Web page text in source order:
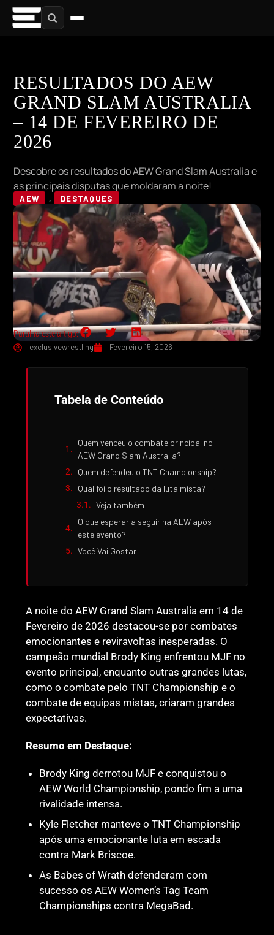
RESULTADOS DO AEW
GRAND SLAM AUSTRALIA
– 14 DE FEVEREIRO DE
2026
Descobre os resultados do AEW Grand Slam Australia e
as principais disputas que moldaram a noite!
AEW , DESTAQUES
Partilha este artigo:
exclusivewrestling
Fevereiro 15, 2026
Tabela de Conteúdo
Quem venceu o combate principal no
AEW Grand Slam Australia?
Quem defendeu o TNT Championship?
Qual foi o resultado da luta mista?
Veja também:
O que esperar a seguir na AEW após
este evento?
Você Vai Gostar
A noite do AEW Grand Slam Australia em 14 de
Fevereiro de 2026 destacou-se por combates
emocionantes e reviravoltas inesperadas. O
campeão mundial Brody King enfrentou MJF no
evento principal, enquanto outras grandes lutas,
como o combate pelo TNT Championship e o
combate de equipas mistas, criaram grandes
expectativas.
Resumo em Destaque:
Brody King derrotou MJF e conquistou o
AEW World Championship, pondo fim a uma
rivalidade intensa.
Kyle Fletcher manteve o TNT Championship
após uma emocionante luta em escada
contra Mark Briscoe.
As Babes of Wrath defenderam com
sucesso os AEW Women’s Tag Team
Championships contra MegaBad.